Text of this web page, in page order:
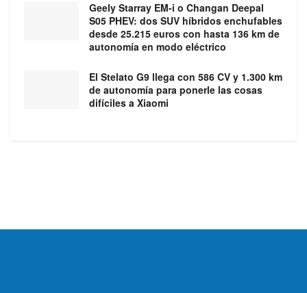
Geely Starray EM-i o Changan Deepal
S05 PHEV: dos SUV híbridos enchufables
desde 25.215 euros con hasta 136 km de
autonomía en modo eléctrico
El Stelato G9 llega con 586 CV y 1.300 km
de autonomía para ponerle las cosas
difíciles a Xiaomi